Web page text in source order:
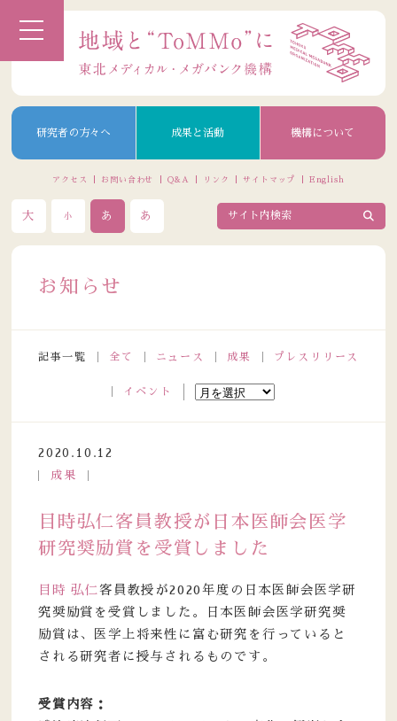
研究者の方々へ 成果と活動 機構について
アクセス お問い合わせ Q&A リンク サイトマップ English
大 小 あ あ
お知らせ
記事一覧 全て ニュース 成果 プレスリリース
イベント
2020.10.12
成果
目時弘仁客員教授が日本医師会医学
研究奨励賞を受賞しました
目時 弘仁 客員教授が2020年度の日本医師会医学研
究奨励賞を受賞しました。日本医師会医学研究奨
励賞は、医学上将来性に富む研究を行っていると
される研究者に授与されるものです。
受賞内容：